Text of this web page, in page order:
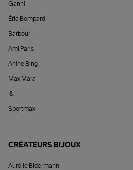
Ganni
Éric Bompard
Barbour
Ami Paris
Anine Bing
Max Mara
&
Sportmax
CRÉATEURS BIJOUX
Aurélie Bidermann